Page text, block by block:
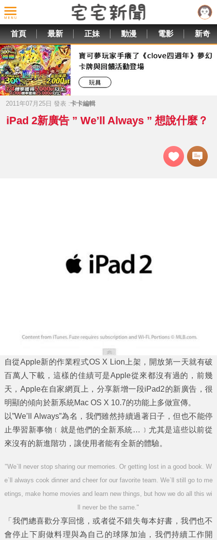
首頁 最新 正妹 動漫 電影 新奇
2011年07月25日 發表 :卡卡編輯
iPad 2新廣告 ” We’ll Always ” 想說什麼？
自從Apple新的作業程式OS X Lion 上架，開放第一天就有破
百萬人下載，這樣的佳績可是Apple從來都沒有過的，前幾
天， Apple在自家網頁上，分享新增一段iPad2的新廣告，很
明顯的傾向於新系統Mac OS X 10.7的功能上多做宣傳。
以”We’ll Always”為名，我們雖然持續過著日子，但也不能停
止學習新事物﹝就是他們的全新系統…﹞尤其是這些以前從
來沒有的新進階功，讓使用者能有全新的體驗。
"We`ll never stop sharing our memories. Or getting lost in a good book. W
e`ll always cook dinner and cheer for our favorite team. We`ll still go to me
etings, make home movies and learn new things, but how we do all this wi
ll never be the same."
「我們總喜歡分享回憶，或者從不錯失每本好書，我們也不
會停止下廚做料理與為自己的球隊加油，我們持續工作開